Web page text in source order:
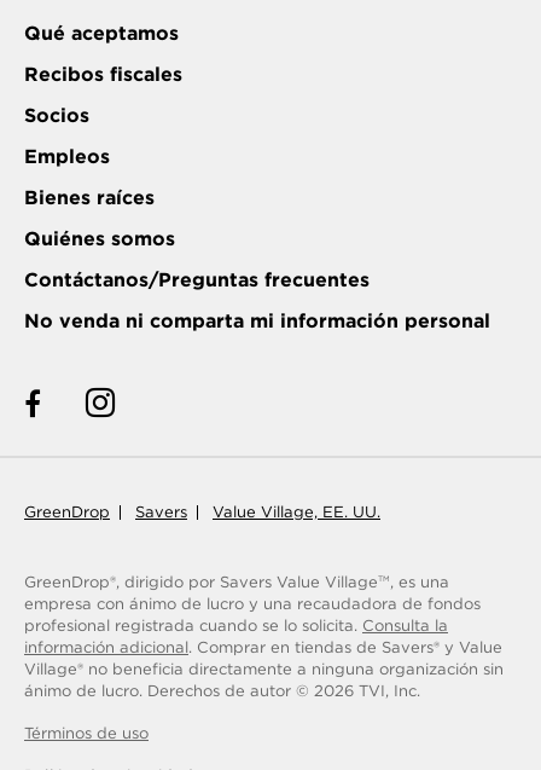
Qué aceptamos
Recibos fiscales
Socios
Empleos
Bienes raíces
Quiénes somos
Contáctanos/Preguntas frecuentes
No venda ni comparta mi información personal
GreenDrop Savers Value Village, EE. UU.
GreenDrop®, dirigido por Savers Value VillageTM , es una
empresa con ánimo de lucro y una recaudadora de fondos
profesional registrada cuando se lo solicita. Consulta la
información adicional. Comprar en tiendas de Savers® y Value
Village® no beneficia directamente a ninguna organización sin
ánimo de lucro. Derechos de autor © 2026 TVI, Inc.
Términos de uso